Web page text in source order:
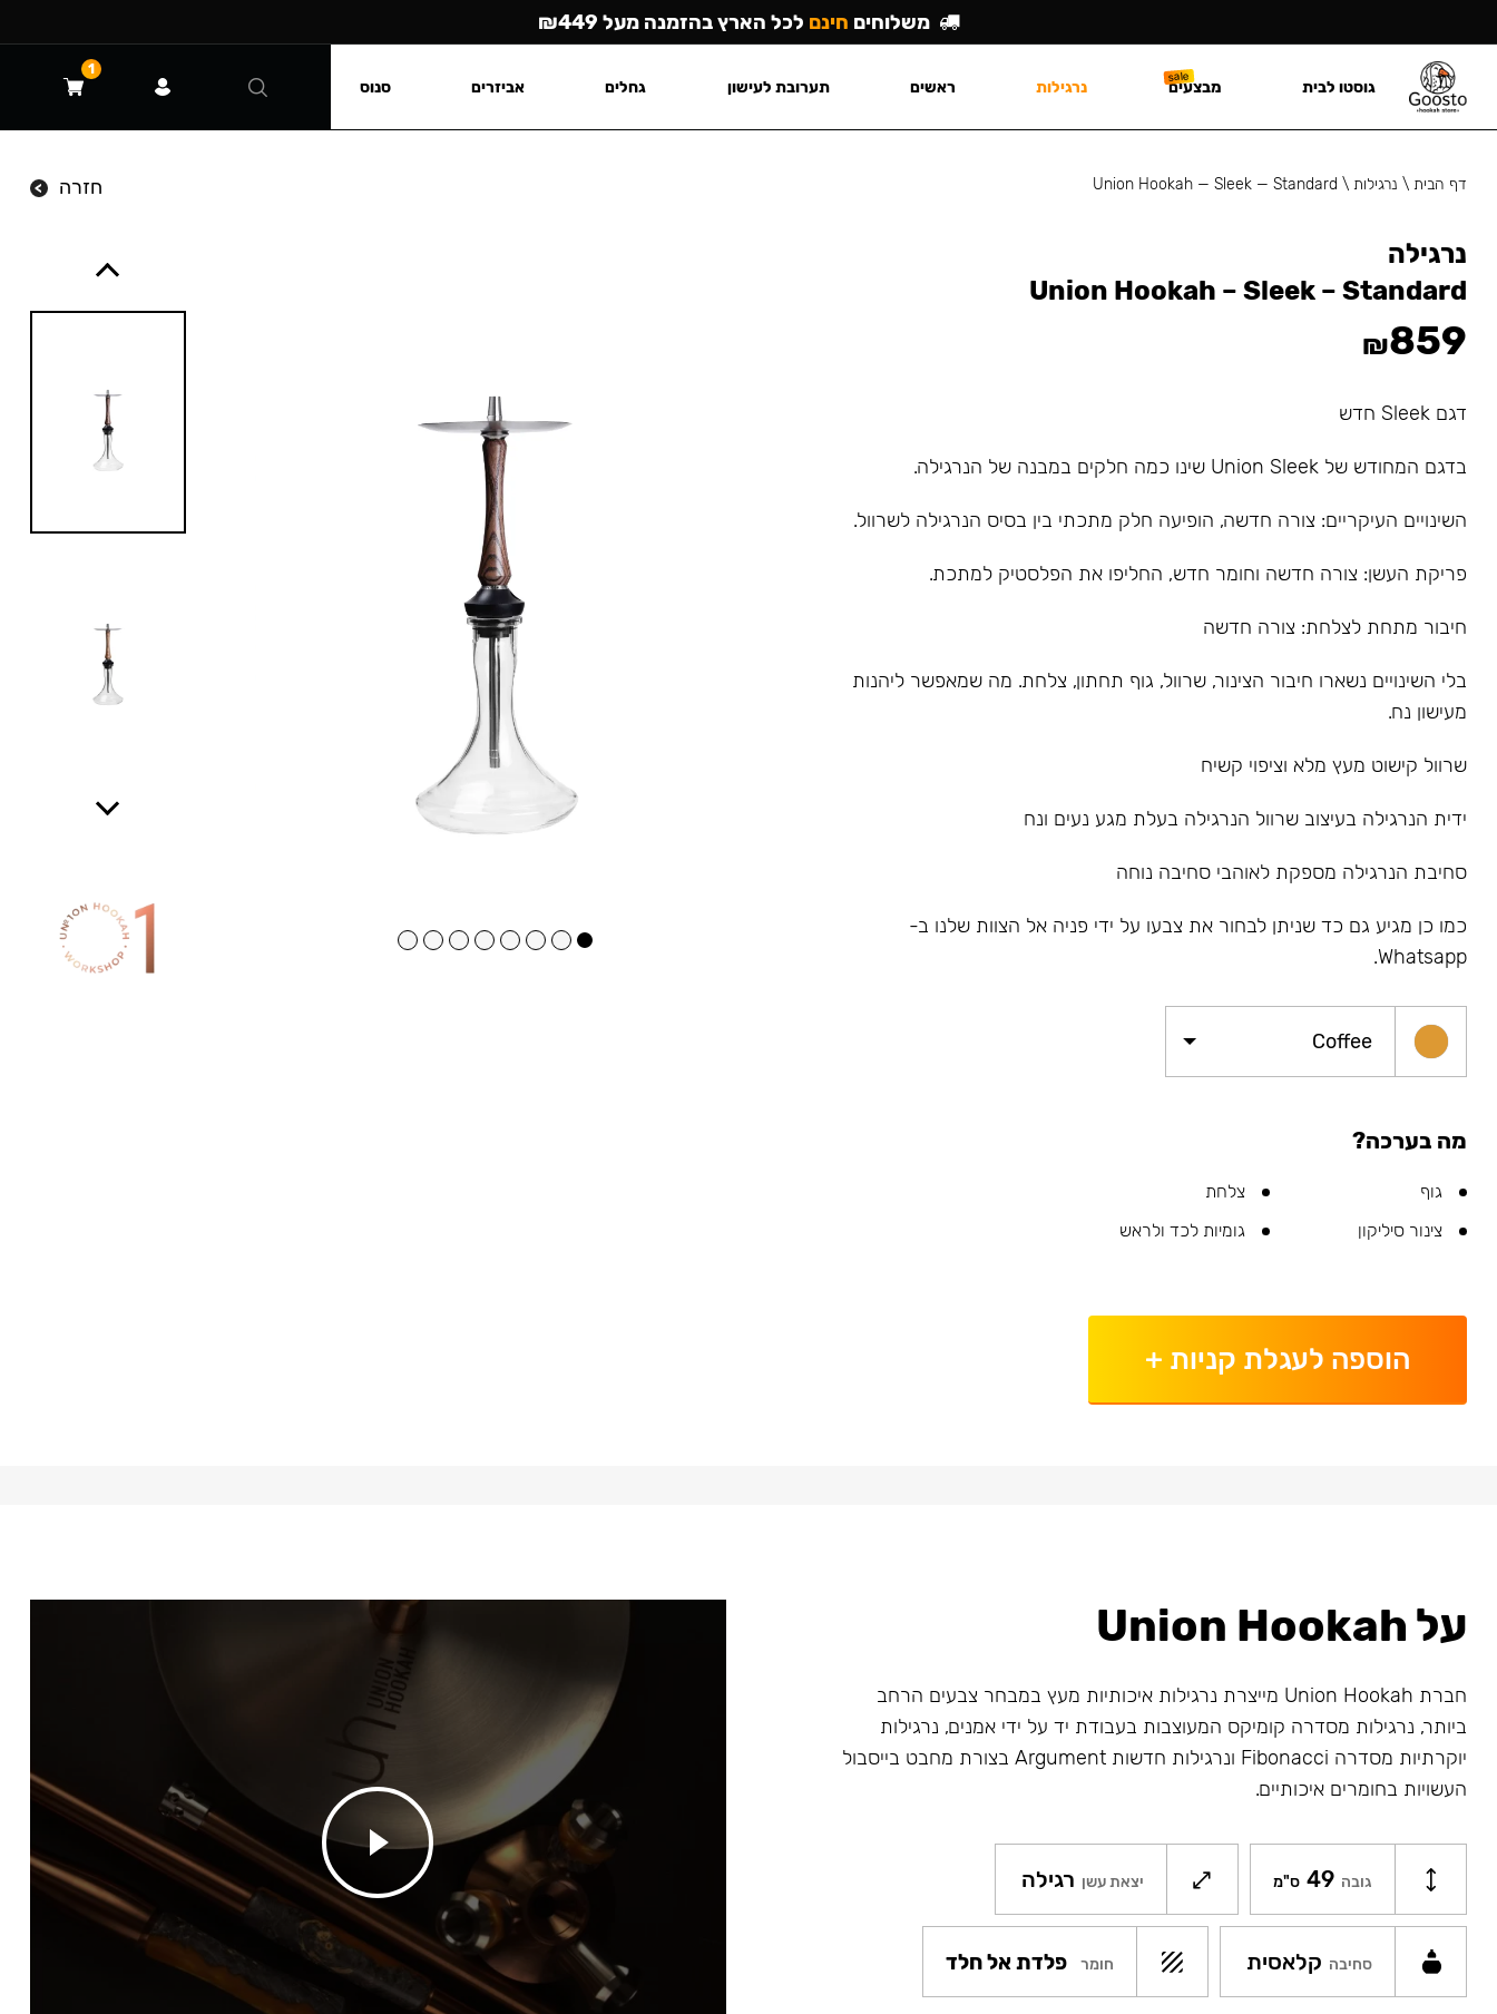
דף הבית\ נרגילות\
Union Hookah — Sleek — Standard חזרה
נרגילה
Union Hookah – Sleek – Standard
₪859
דגם Sleek חדש
בדגם המחודש של Union Sleek שינו כמה חלקים במבנה של הנרגילה.
השינויים העיקריים: צורה חדשה, הופיעה חלק מתכתי בין בסיס הנרגילה לשרוול.
פריקת העשן: צורה חדשה וחומר חדש, החליפו את הפלסטיק למתכת.
חיבור מתחת לצלחת: צורה חדשה
בלי השינויים נשארו חיבור הצינור, שרוול, גוף תחתון, צלחת. מה שמאפשר ליהנות
מעישון נח.
שרוול קישוט מעץ מלא וציפוי קשיח
ידית הנרגילה בעיצוב שרוול הנרגילה בעלת מגע נעים ונח
סחיבת הנרגילה מספקת לאוהבי סחיבה נוחה
כמו כן מגיע גם כד שניתן לבחור את צבעו על ידי פניה אל הצוות שלנו ב-
Whatsapp.
Coffee
מה בערכה?
גוף
צלחת
צינור סיליקון
גומיות לכד ולראש
הוספה לעגלת קניות +
על Union Hookah
חברת Union Hookah מייצרת נרגילות איכותיות מעץ במבחר צבעים הרחב
ביותר, נרגילות מסדרה קומיקס המעוצבות בעבודת יד על ידי אמנים, נרגילות
יוקרתיות מסדרה Fibonacci ונרגילות חדשות Argument בצורת מחבט בייסבול
העשויות בחומרים איכותיים.
גובה 49 ס"מ יצאת עשן רגילה
סחיבה קלאסית חומר פלדת אל חלד
משלוחים חינם לכל הארץ בהזמנה מעל ₪449
גוסטו לבית מבצעים נרגילות ראשים תערובת לעישון גחלים אביזרים סנוס
1